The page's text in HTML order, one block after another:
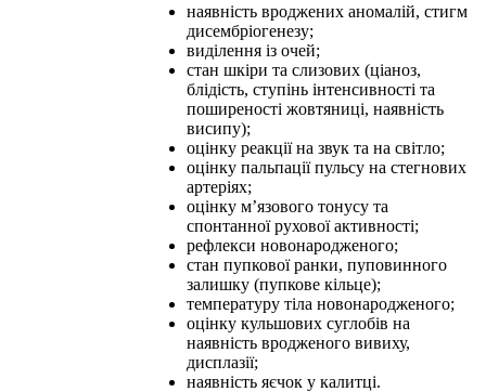
наявність вроджених аномалій, стигм
дисембріогенезу;
виділення із очей;
стан шкіри та слизових (ціаноз,
блідість, ступінь інтенсивності та
поширеності жовтяниці, наявність
висипу);
оцінку реакції на звук та на світло;
оцінку пальпації пульсу на стегнових
артеріях;
оцінку м’язового тонусу та
спонтанної рухової активності;
рефлекси новонародженого;
стан пупкової ранки, пуповинного
залишку (пупкове кільце);
температуру тіла новонародженого;
оцінку кульшових суглобів на
наявність вродженого вивиху,
дисплазії;
наявність яєчок у калитці.